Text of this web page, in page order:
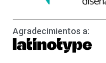
Agradecimientos a: